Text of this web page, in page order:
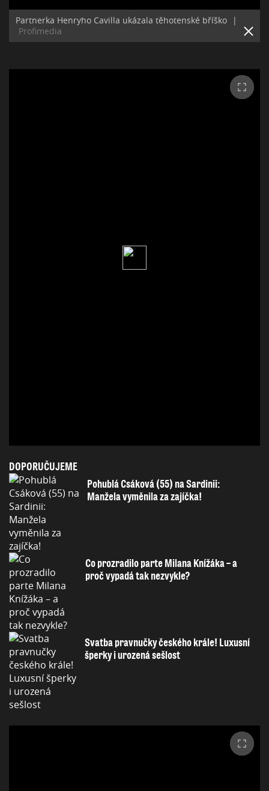
Partnerka Henryho Cavilla ukázala těhotenské bříško
|
Profimedia
DOPORUČUJEME
Pohublá Csáková (55) na Sardinii:
Manžela vyměnila za zajíčka!
Co prozradilo parte Milana Knížáka – a
proč vypadá tak nezvykle?
Svatba pravnučky českého krále! Luxusní
šperky i urozená sešlost